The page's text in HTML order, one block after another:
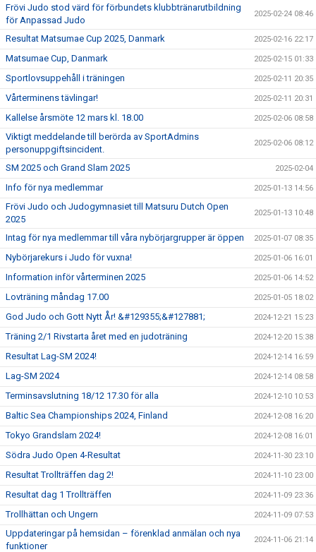
Frövi Judo stod värd för förbundets klubbtränarutbildning
för Anpassad Judo
2025-02-24 08:46
Resultat Matsumae Cup 2025, Danmark 2025-02-16 22:17
Matsumae Cup, Danmark 2025-02-15 01:33
Sportlovsuppehåll i träningen 2025-02-11 20:35
Vårterminens tävlingar! 2025-02-11 20:31
Kallelse årsmöte 12 mars kl. 18.00 2025-02-06 08:58
Viktigt meddelande till berörda av SportAdmins
personuppgiftsincident.
2025-02-06 08:12
SM 2025 och Grand Slam 2025 2025-02-04
Info för nya medlemmar 2025-01-13 14:56
Frövi Judo och Judogymnasiet till Matsuru Dutch Open
2025
2025-01-13 10:48
Intag för nya medlemmar till våra nybörjargrupper är öppen 2025-01-07 08:35
Nybörjarekurs i Judo för vuxna! 2025-01-06 16:01
Information inför vårterminen 2025 2025-01-06 14:52
Lovträning måndag 17.00 2025-01-05 18:02
God Judo och Gott Nytt År! &#129355;&#127881; 2024-12-21 15:23
Träning 2/1 Rivstarta året med en judoträning 2024-12-20 15:38
Resultat Lag-SM 2024! 2024-12-14 16:59
Lag-SM 2024 2024-12-14 08:58
Terminsavslutning 18/12 17.30 för alla 2024-12-10 10:53
Baltic Sea Championships 2024, Finland 2024-12-08 16:20
Tokyo Grandslam 2024! 2024-12-08 16:01
Södra Judo Open 4-Resultat 2024-11-30 23:10
Resultat Trollträffen dag 2! 2024-11-10 23:00
Resultat dag 1 Trollträffen 2024-11-09 23:36
Trollhättan och Ungern 2024-11-09 07:53
Uppdateringar på hemsidan – förenklad anmälan och nya
funktioner
2024-11-06 21:14